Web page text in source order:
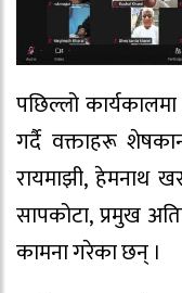
पछिल्लो
गर्दै वक्ताहरू
रायमाझी, हेमनाथ
सापकोटा, प्रमुख
कामना गरेका छन् ।